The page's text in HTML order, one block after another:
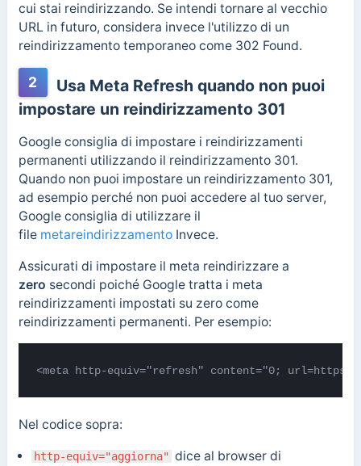
cui stai reindirizzando. Se intendi tornare al vecchio
URL in futuro, considera invece l'utilizzo di un
reindirizzamento temporaneo come 302 Found.
2
Usa Meta Refresh quando non puoi
impostare un reindirizzamento 301
Google consiglia di impostare i reindirizzamenti
permanenti utilizzando il reindirizzamento 301.
Quando non puoi impostare un reindirizzamento 301,
ad esempio perché non puoi accedere al tuo server,
Google consiglia di utilizzare il
file metareindirizzamentoInvece.
Assicurati di impostare il meta reindirizzare a
zero secondi poiché Google tratta i meta
reindirizzamenti impostati su zero come
reindirizzamenti permanenti. Per esempio:
<meta http-equiv="refresh" content="0; url=https://
Nel codice sopra:
http-equiv="aggiorna" dice al browser di